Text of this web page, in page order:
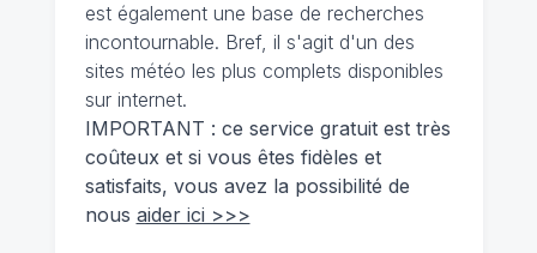
est également une base de recherches
incontournable. Bref, il s'agit d'un des
sites météo les plus complets disponibles
sur internet.
IMPORTANT : ce service gratuit est très
coûteux et si vous êtes fidèles et
satisfaits, vous avez la possibilité de
nous aider ici >>>